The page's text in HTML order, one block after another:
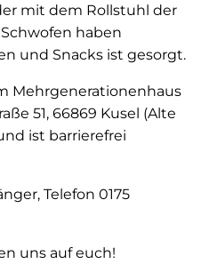
mit dem Rollstuhl der
haben
und Snacks ist gesorgt.
Mehrgenerationenhaus
51, 66869 Kusel (Alte
ist barrierefrei
Telefon 0175
uns auf euch!